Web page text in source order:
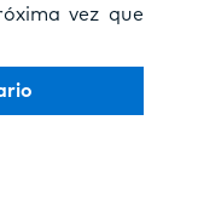
vez que